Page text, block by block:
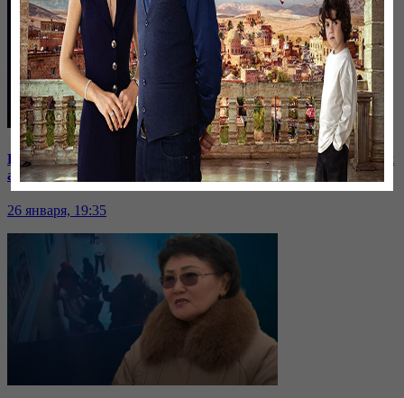
Баспанасын ала алмай жүрген бір топ шымкенттік әкімдік
алдына түнеуге келді
26 января, 19:35